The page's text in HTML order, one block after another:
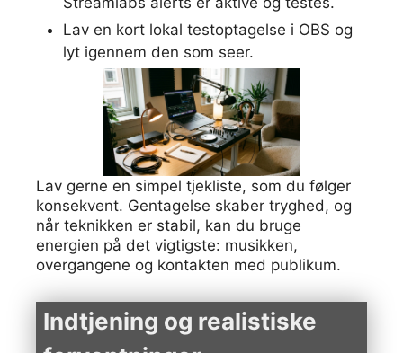
Lav en kort lokal testoptagelse i OBS og
lyt igennem den som seer.
Lav gerne en simpel tjekliste, som du følger
konsekvent. Gentagelse skaber tryghed, og
når teknikken er stabil, kan du bruge
energien på det vigtigste: musikken,
overgangene og kontakten med publikum.
Indtjening og realistiske